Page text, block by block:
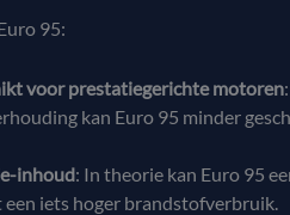
95:
voor prestatiegerichte motoren
kan Euro 95 minder
inhoud: In theorie kan Euro 95
iets hoger brandstofverbruik.